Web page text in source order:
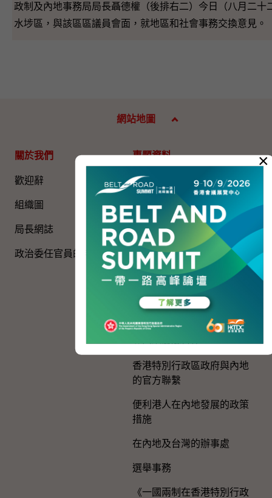
政制及內地事務局局長聶德權（後排右二）今日（八月二十
水埗區，與該區區議員會面，就地區和社會事務交換意見。
網站地圖
關於我們
歡迎辭
組織圖​
局長網誌
政治委任官員的申報
專題資料
國家五年規劃
國家憲法日
《基本法》
國旗、國徽、國歌
慶祝中國共產黨成立105周
與內地區域合作
香港特別行政區政府與內地
的官方聯繫
便利港人在內地發展的政策
措施
在內地及台灣的辦事處
選舉事務
《一國兩制在香港特別行政
×